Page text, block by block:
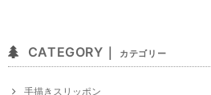
CATEGORY｜ カテゴリー
手描きスリッポン